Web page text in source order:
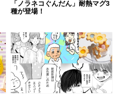
「ノラネコぐんだん」耐熱マグ3
種が登場！